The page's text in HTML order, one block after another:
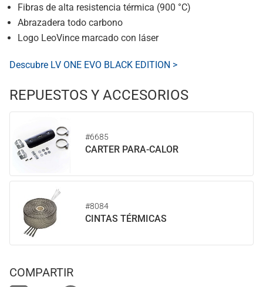
Fibras de alta resistencia térmica (900 °C)
Abrazadera todo carbono
Logo LeoVince marcado con láser
Descubre LV ONE EVO BLACK EDITION >
REPUESTOS Y ACCESORIOS
#6685
CARTER PARA-CALOR
#8084
CINTAS TÉRMICAS
COMPARTIR